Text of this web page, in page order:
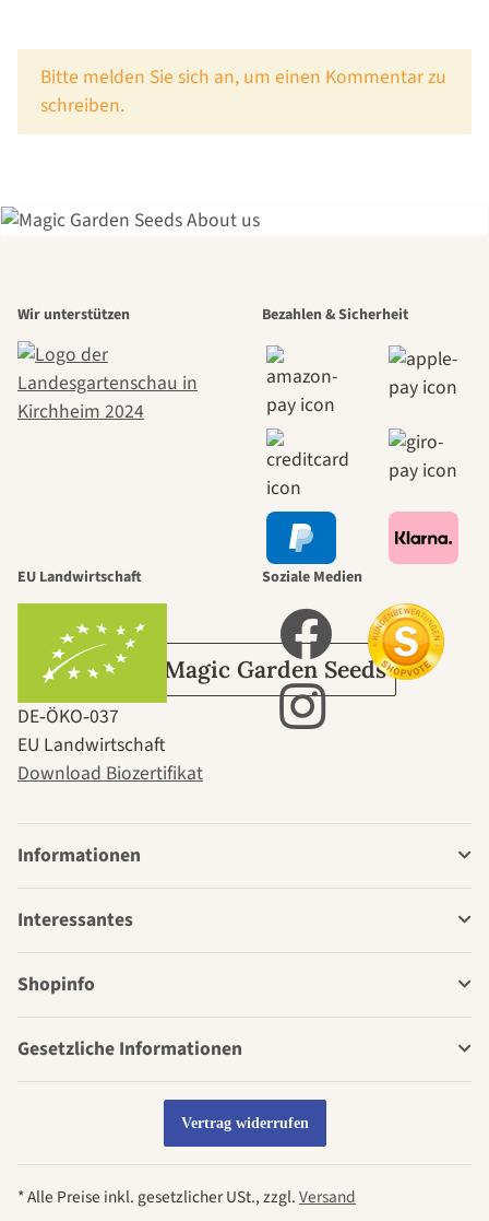
x
Bitte melden Sie sich an, um einen Kommentar zu
schreiben.
schönsten
Wege zu uns
selbst führt
durch den
Garten
Über Magic Garden Seeds
Wir unterstützen Bezahlen & Sicherheit
EU Landwirtschaft
DE‑ÖKO‑037
EU Landwirtschaft
Download Biozertifikat
Soziale Medien
Informationen
Interessantes
Shopinfo
Gesetzliche Informationen
Vertrag widerrufen
* Alle Preise inkl. gesetzlicher USt., zzgl.Versand